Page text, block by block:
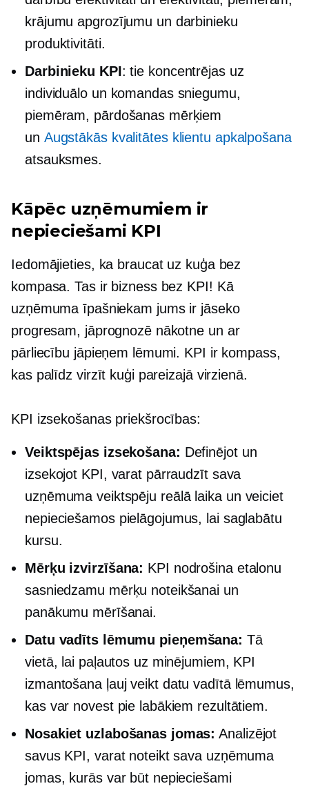
krājumu apgrozījumu un darbinieku
produktivitāti.
Darbinieku KPI: tie koncentrējas uz
individuālo un komandas sniegumu,
piemēram, pārdošanas mērķiem
un Augstākās kvalitātes klientu apkalpošana
atsauksmes.
Kāpēc uzņēmumiem ir
nepieciešami KPI
Iedomājieties, ka braucat uz kuģa bez
kompasa. Tas ir bizness bez KPI! Kā
uzņēmuma īpašniekam jums ir jāseko
progresam, jāprognozē nākotne un ar
pārliecību jāpieņem lēmumi. KPI ir kompass,
kas palīdz virzīt kuģi pareizajā virzienā.
KPI izsekošanas priekšrocības:
Veiktspējas izsekošana: Definējot un
izsekojot KPI, varat pārraudzīt sava
uzņēmuma veiktspēju reālā laikaun veiciet
nepieciešamos pielāgojumus, lai saglabātu
kursu.
Mērķu izvirzīšana: KPI nodrošina etalonu
sasniedzamu mērķu noteikšanai un
panākumu mērīšanai.
Datu vadīts lēmumu pieņemšana: Tā
vietā, lai paļautos uz minējumiem, KPI
izmantošana ļauj veikt datu vadītālēmumus,
kas var novest pie labākiem rezultātiem.
Nosakiet uzlabošanas jomas: Analizējot
savus KPI, varat noteikt sava uzņēmuma
jomas, kurās var būt nepieciešami